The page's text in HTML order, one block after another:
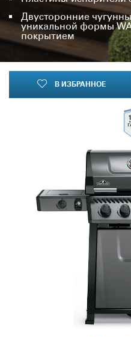
Двусторонние
уникальной формы
покрытием
В ИЗБРАННОЕ